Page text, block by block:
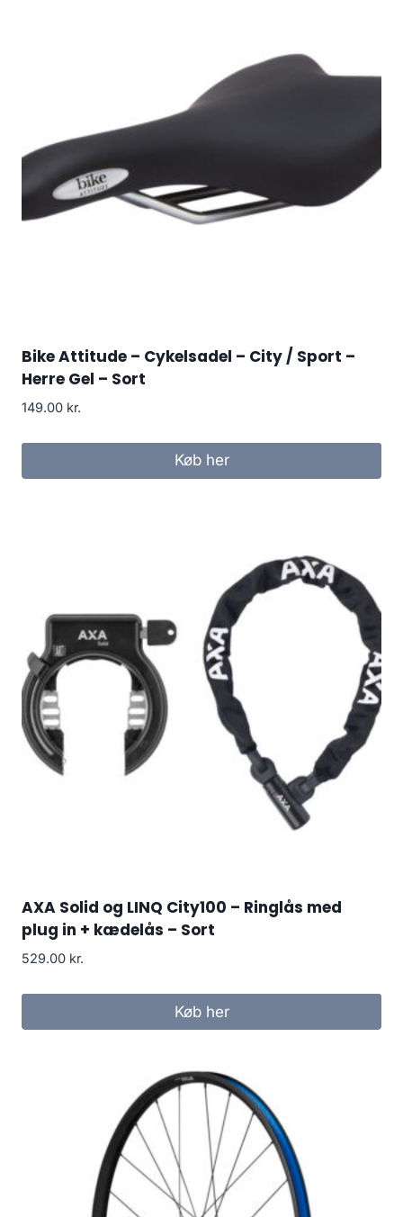
Bike Attitude – Cykelsadel – City / Sport –
Herre Gel – Sort
149.00 kr.
Køb her
AXA Solid og LINQ City100 – Ringlås med
plug in + kædelås – Sort
529.00 kr.
Køb her